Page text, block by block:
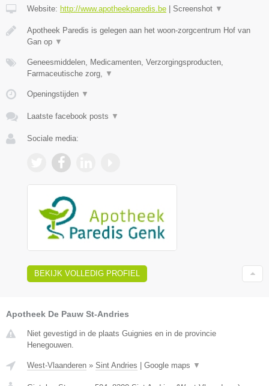
Website: http://www.apotheekparedis.be Screenshot ▼
Apotheek Paredis is gelegen aan het woon-zorgcentrum Hof van
Gan op ▼
Geneesmiddelen, Medicamenten, Verzorgingsproducten,
Farmaceutische zorg, ▼
Openingstijden ▼
Laatste facebook posts ▼
Sociale media:
BEKIJK VOLLEDIG PROFIEL
Apotheek De Pauw St-Andries
Niet gevestigd in de plaats Guignies en in de provincie
Henegouwen.
West-Vlaanderen » Sint Andries Google maps ▼